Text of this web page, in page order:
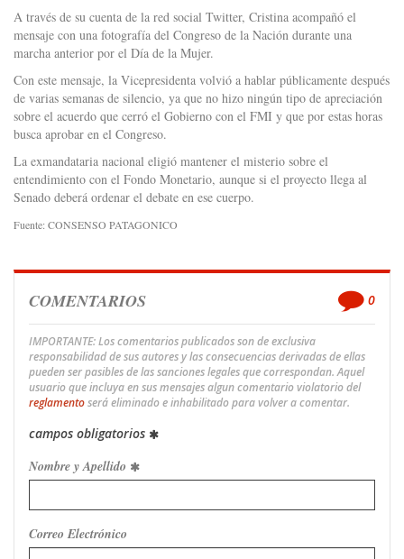
A través de su cuenta de la red social Twitter, Cristina acompañó el
mensaje con una fotografía del Congreso de la Nación durante una
marcha anterior por el Día de la Mujer.
Con este mensaje, la Vicepresidenta volvió a hablar públicamente después
de varias semanas de silencio, ya que no hizo ningún tipo de apreciación
sobre el acuerdo que cerró el Gobierno con el FMI y que por estas horas
busca aprobar en el Congreso.
La exmandataria nacional eligió mantener el misterio sobre el
entendimiento con el Fondo Monetario, aunque si el proyecto llega al
Senado deberá ordenar el debate en ese cuerpo.
Fuente: CONSENSO PATAGONICO
COMENTARIOS 0
IMPORTANTE: Los comentarios publicados son de exclusiva
responsabilidad de sus autores y las consecuencias derivadas de ellas
pueden ser pasibles de las sanciones legales que correspondan. Aquel
usuario que incluya en sus mensajes algun comentario violatorio del
reglamentoserá eliminado e inhabilitado para volver a comentar.
campos obligatorios
Nombre y Apellido
Correo Electrónico